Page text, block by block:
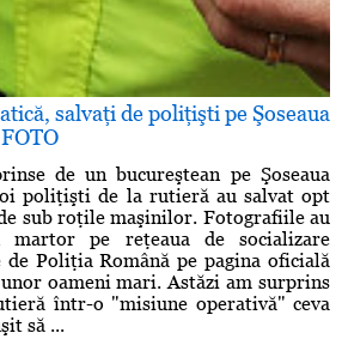
salvaţi de poliţişti pe Şoseaua
de un bucureştean pe Şoseaua
poliţişti de la rutieră au salvat opt
sub roţile maşinilor. Fotografiile au
pe reţeaua de socializare
Poliţia Română pe pagina oficială
oameni mari. Astăzi am surprins
într-o "misiune operativă" ceva
să ...